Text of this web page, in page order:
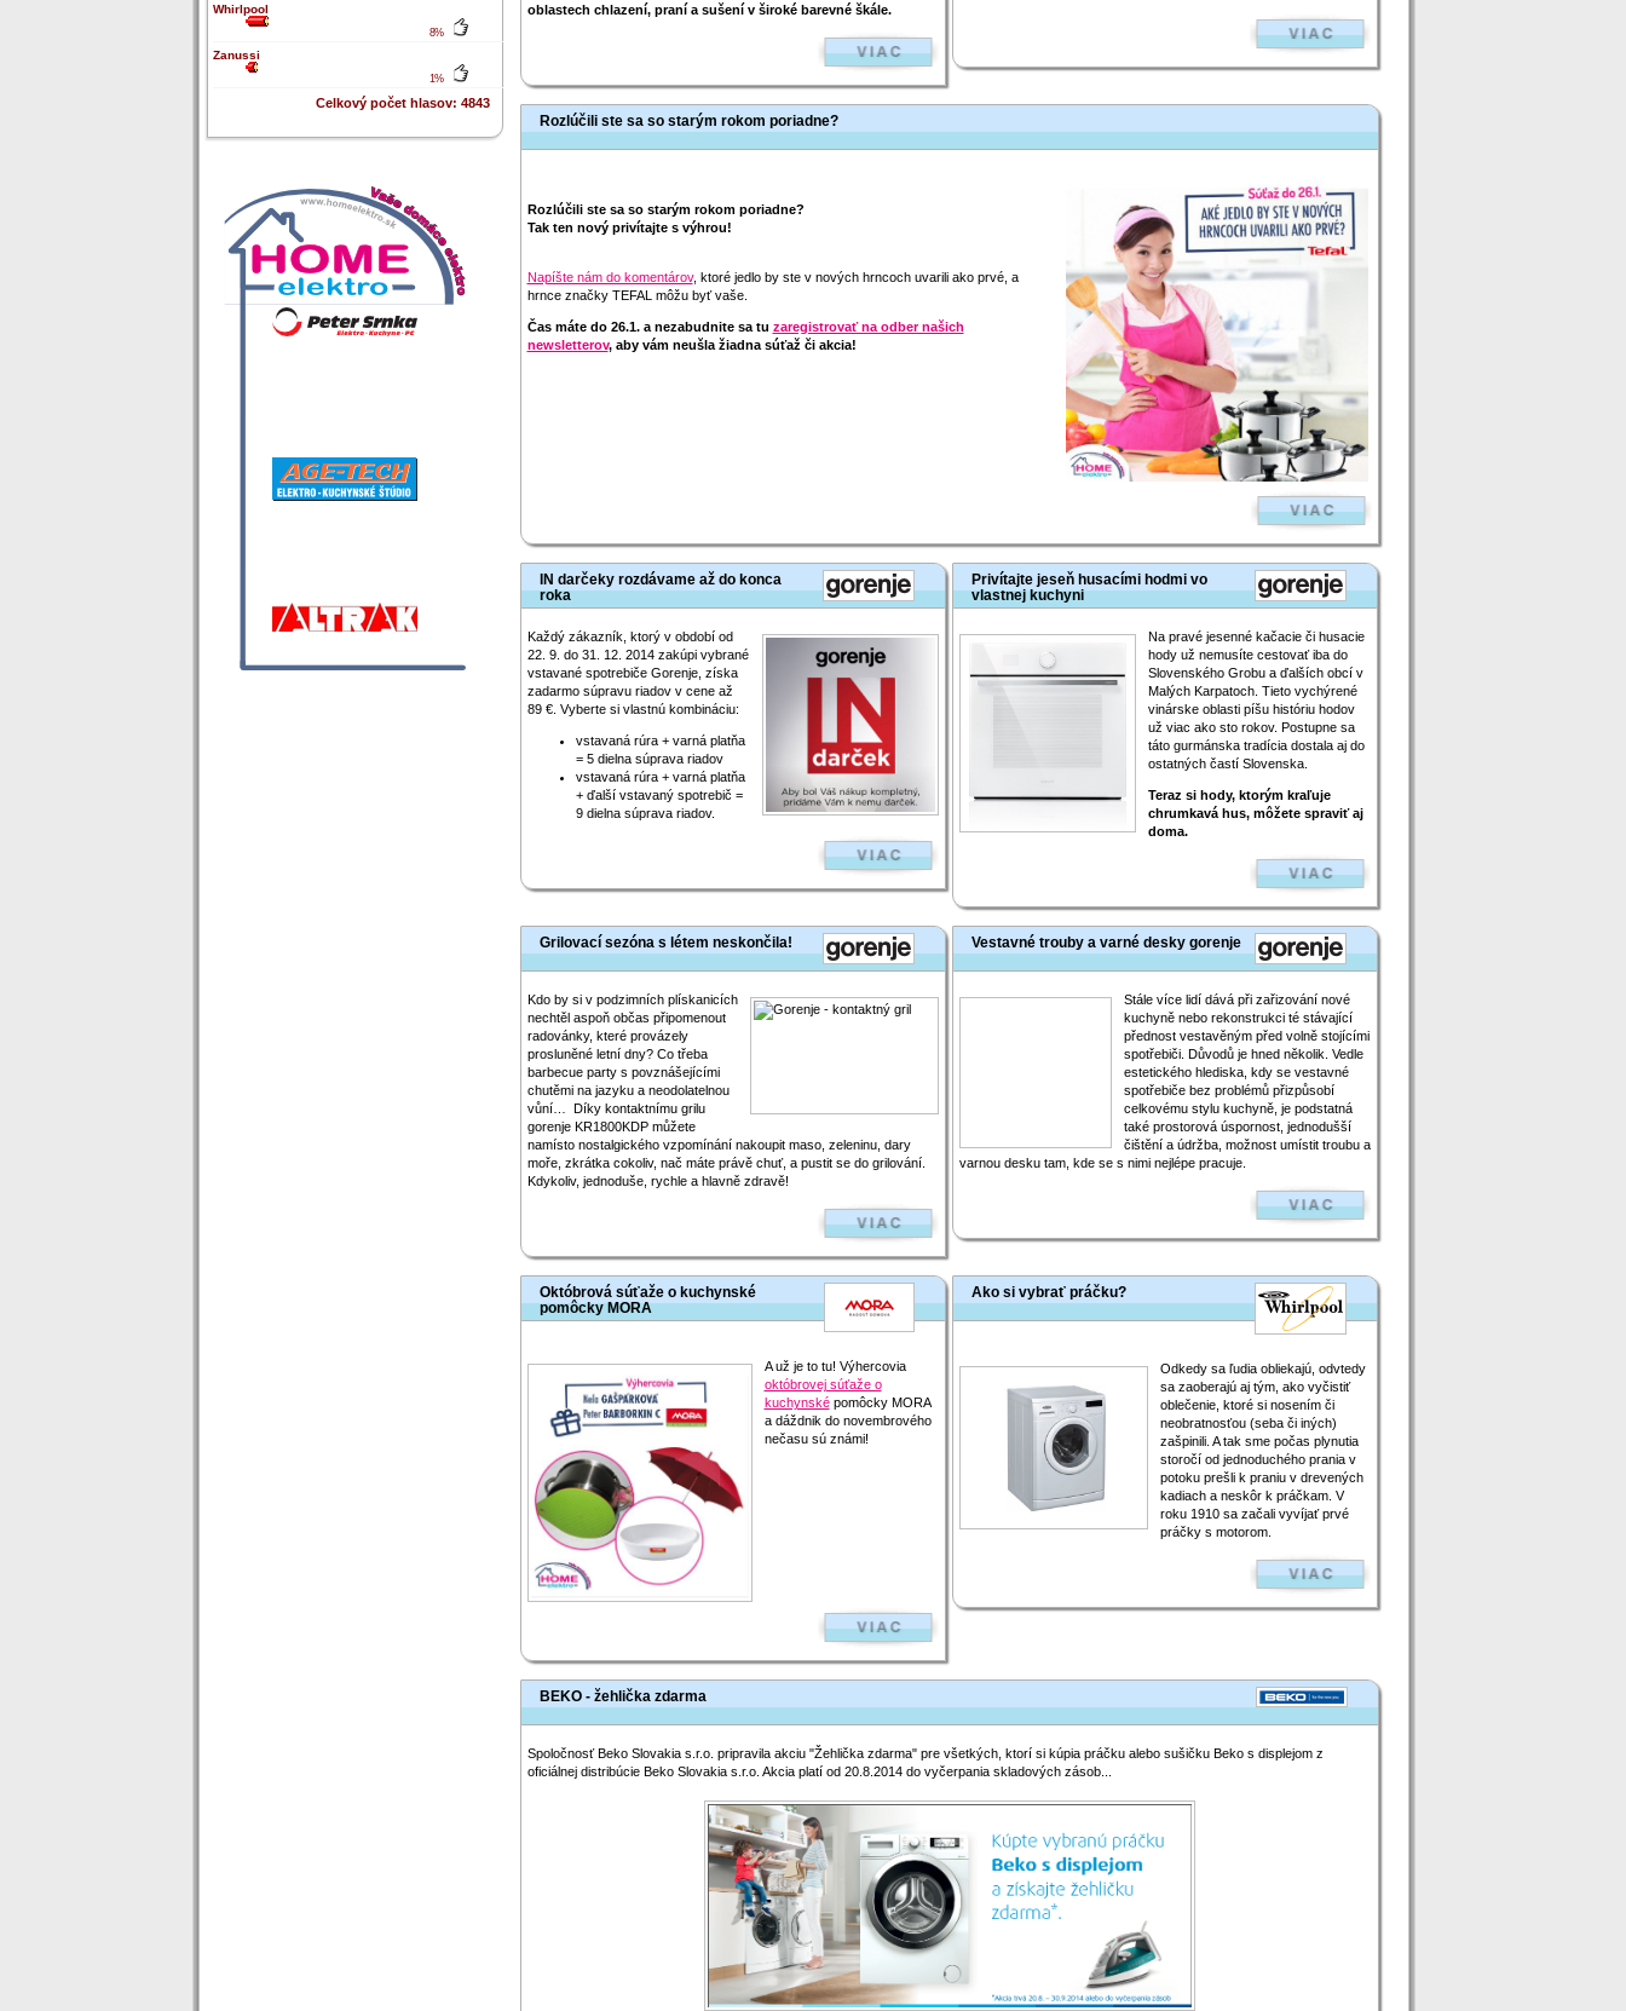
Whirlpool
8%
Zanussi
1%
Celkový počet hlasov: 4843
oblastech chlazení, praní a sušení v široké barevné škále.
Rozlúčili ste sa so starým rokom poriadne?
Rozlúčili ste sa so starým rokom poriadne?
Tak ten nový privítajte s výhrou!
Napíšte nám do komentárov, ktoré jedlo by ste v nových hrncoch uvarili ako prvé, a
hrnce značky TEFAL môžu byť vaše.
Čas máte do 26.1. a nezabudnite sa tu zaregistrovať na odber našich
newsletterov, aby vám neušla žiadna súťaž či akcia!
IN darčeky rozdávame až do konca
roka
Každý zákazník, ktorý v období od
22. 9. do 31. 12. 2014 zakúpi vybrané
vstavané spotrebiče Gorenje, získa
zadarmo súpravu riadov v cene až
89 €. Vyberte si vlastnú kombináciu:
vstavaná rúra + varná platňa
= 5 dielna súprava riadov
vstavaná rúra + varná platňa
+ ďalší vstavaný spotrebič =
9 dielna súprava riadov.
Privítajte jeseň husacími hodmi vo
vlastnej kuchyni
Na pravé jesenné kačacie či husacie
hody už nemusíte cestovať iba do
Slovenského Grobu a ďalších obcí v
Malých Karpatoch. Tieto vychýrené
vinárske oblasti píšu históriu hodov
už viac ako sto rokov. Postupne sa
táto gurmánska tradícia dostala aj do
ostatných častí Slovenska.
Teraz si hody, ktorým kraľuje
chrumkavá hus, môžete spraviť aj
doma.
Grilovací sezóna s létem neskončila!
Kdo by si v podzimních plískanicích
nechtěl aspoň občas připomenout
radovánky, které provázely
prosluněné letní dny? Co třeba
barbecue party s povznášejícími
chutěmi na jazyku a neodolatelnou
vůní… Díky kontaktnímu grilu
gorenje KR1800KDP můžete
namísto nostalgického vzpomínání nakoupit maso, zeleninu, dary
moře, zkrátka cokoliv, nač máte právě chuť, a pustit se do grilování.
Kdykoliv, jednoduše, rychle a hlavně zdravě!
Vestavné trouby a varné desky gorenje
Stále více lidí dává při zařizování nové
kuchyně nebo rekonstrukci té stávající
přednost vestavěným před volně stojícími
spotřebiči. Důvodů je hned několik. Vedle
estetického hlediska, kdy se vestavné
spotřebiče bez problémů přizpůsobí
celkovému stylu kuchyně, je podstatná
také prostorová úspornost, jednodušší
čištění a údržba, možnost umístit troubu a
varnou desku tam, kde se s nimi nejlépe pracuje.
Októbrová súťaže o kuchynské
pomôcky MORA
A už je to tu! Výhercovia
októbrovej súťaže o
kuchynsképomôcky MORA
a dáždnik do novembrového
nečasu sú známi!
Ako si vybrať práčku?
Odkedy sa ľudia obliekajú, odvtedy
sa zaoberajú aj tým, ako vyčistiť
oblečenie, ktoré si nosením či
neobratnosťou (seba či iných)
zašpinili. A tak sme počas plynutia
storočí od jednoduchého prania v
potoku prešli k praniu v drevených
kadiach a neskôr k práčkam. V
roku 1910 sa začali vyvíjať prvé
práčky s motorom.
BEKO - žehlička zdarma
Spoločnosť Beko Slovakia s.r.o. pripravila akciu "Žehlička zdarma" pre všetkých, ktorí si kúpia práčku alebo sušičku Beko s displejom z
oficiálnej distribúcie Beko Slovakia s.r.o. Akcia platí od 20.8.2014 do vyčerpania skladových zásob...